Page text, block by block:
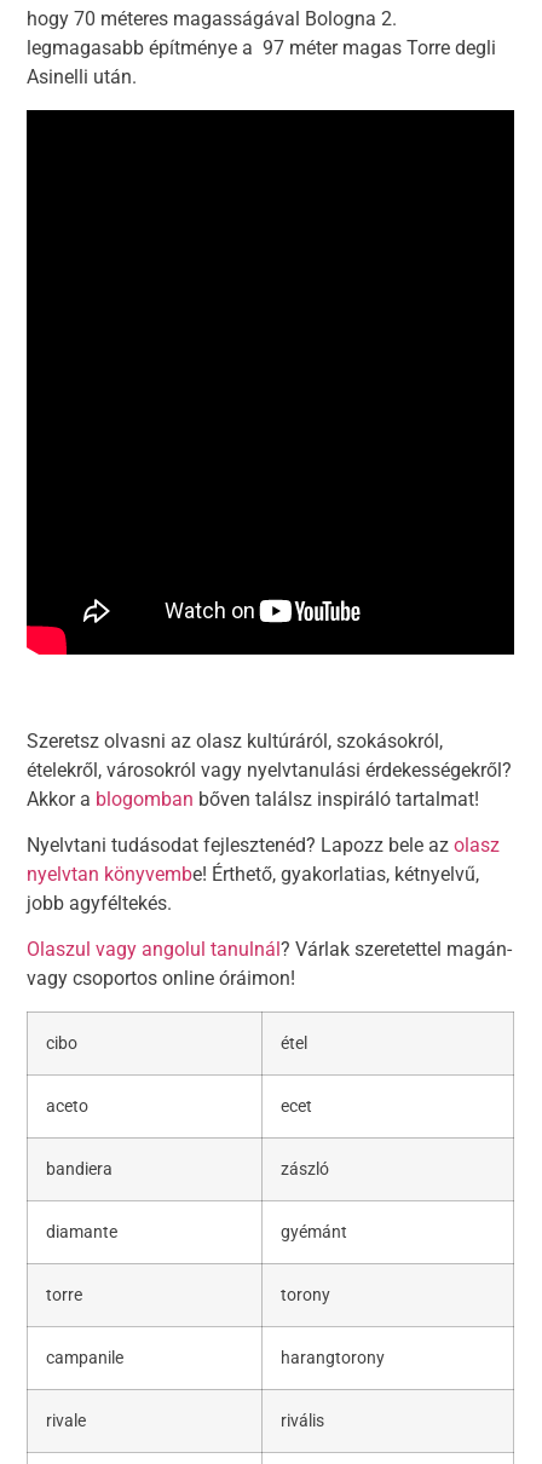
hogy 70 méteres magasságával Bologna 2.
legmagasabb építménye a 97 méter magas Torre degli
Asinelli után.
Szeretsz olvasni az olasz kultúráról, szokásokról,
ételekről, városokról vagy nyelvtanulási érdekességekről?
Akkor a blogomban bőven találsz inspiráló tartalmat!
Nyelvtani tudásodat fejlesztenéd? Lapozz bele azolasz
nyelvtan könyvembe! Érthető, gyakorlatias, kétnyelvű,
jobb agyféltekés.
Olaszul vagy angolul tanulnál? Várlak szeretettel magán-
vagy csoportos online óráimon!
cibo étel
aceto ecet
bandiera zászló
diamante gyémánt
torre torony
campanile harangtorony
rivale rivális